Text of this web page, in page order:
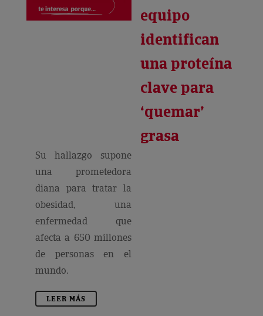
equipo
identifican
una proteína
clave para
‘quemar’
grasa
Su hallazgo supone
una prometedora
diana para tratar la
obesidad, una
enfermedad que
afecta a 650 millones
de personas en el
mundo.
LEER MÁS